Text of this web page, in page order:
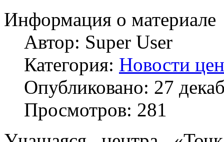
Информация о материале
Автор: Super User
Категория: Новости
Опубликовано: 27
Просмотров: 281